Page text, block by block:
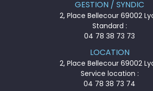
GESTION / SYNDIC
2, Place Bellecour 69002
Standard :
04 78 38 73 73
LOCATION
2, Place Bellecour 69002
Service location :
04 78 38 73 74